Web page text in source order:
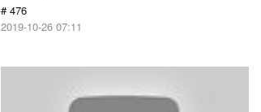
# 476
2019-10-26 07:11